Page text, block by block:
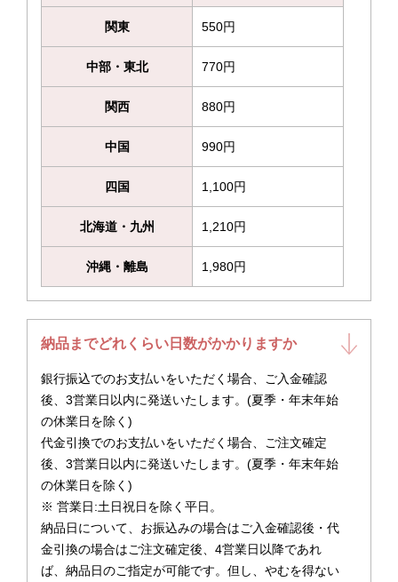
関東 550円
中部・東北 770円
関西 880円
中国 990円
四国 1,100円
北海道・九州 1,210円
沖縄・離島 1,980円
納品までどれくらい日数がかかりますか
銀行振込でのお支払いをいただく場合、ご入金確認
後、3営業日以内に発送いたします。(夏季・年末年始
の休業日を除く)
代金引換でのお支払いをいただく場合、ご注文確定
後、3営業日以内に発送いたします。(夏季・年末年始
の休業日を除く)
※ 営業日:土日祝日を除く平日。
納品日について、お振込みの場合はご入金確認後・代
金引換の場合はご注文確定後、4営業日以降であれ
ば、納品日のご指定が可能です。但し、やむを得ない